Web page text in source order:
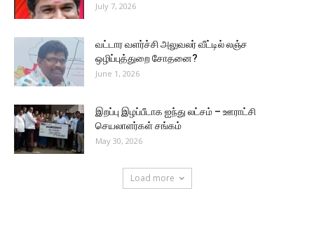
July 7, 2026
வட்டார வளர்ச்சி அலுவலர் வீட்டில் லஞ்ச
ஒழிப்புத்துறை சோதனை?
June 1, 2026
இறப்பு இழப்பீடாக ஐந்து லட்சம் – ஊராட்சி
செயலாளர்கள் சங்கம்
May 30, 2026
Load more